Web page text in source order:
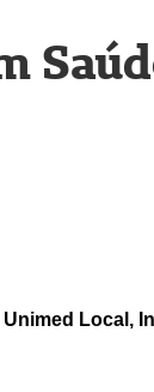
Unimed Local,